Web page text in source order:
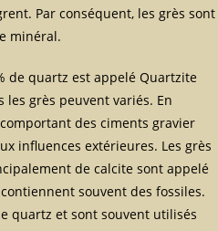
Par conséquent, les grès sont
minéral.
de quartz est appelé Quartzite
les grès peuvent variés. En
des ciments gravier
influences extérieures. Les grès
de calcite sont appelé
souvent des fossiles.
quartz et sont souvent utilisés